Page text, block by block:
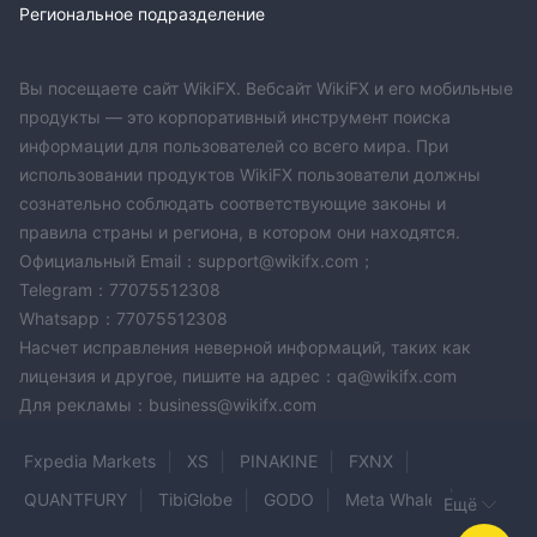
парами, а наличие26 криптовалют
криптовалютном рынке.
Кроме того, IQ Option предлагает возможности торговли
видами товаров, включая драгоценные металлы,
такие как золото и серебро, а такжеэнергетические
ресурсы, такие какнефть. Для тех, кто интересуется
акциями, платформа предоставляет доступ к181 акциям
(376 через дочернюю компанию CySEC)
представляющим компании из разных секторов и регионов.
Кроме того, трейдеры могут исследовать
22 ETF , позволяя им диверсифицировать свои портфели и
использовать широкие рыночные тенденции.
С минимальным требованием к депозиту всего
Option предлагает доступность для трейдеров с разным
Региональное подразделение
Вы посещаете сайт WikiFX. Вебсайт WikiFX и его мобильные
продукты — это корпоративный инструмент поиска
информации для пользователей со всего мира. При
использовании продуктов WikiFX пользователи должны
сознательно соблюдать соответствующие законы и
правила страны и региона, в котором они находятся.
Официальный Email：support@wikifx.com；
Telegram：77075512308
Whatsapp：77075512308
Насчет исправления неверной информаций, таких как
лицензия и другое, пишите на адрес：qa@wikifx.com
Для рекламы：business@wikifx.com
Fxpedia Markets XS PINAKINE
FXNX
QUANTFURY
TibiGlobe GODO
Meta Whale
Ещё